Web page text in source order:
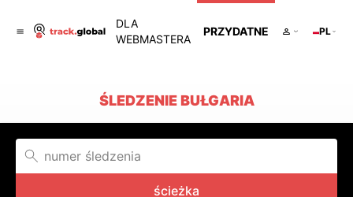
DLA
WEBMASTERA
PRZYDATNE PL
ŚLEDZENIE BUŁGARIA
ścieżka